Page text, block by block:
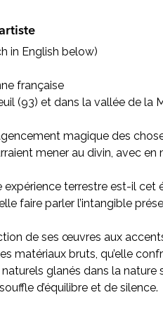
in English below)
française
(93) et dans la vallée de la
magique des
mener au divin, avec
expérience terrestre est-il
faire parler l’intangible
de ses œuvres aux
matériaux bruts, qu’elle
glanés dans la
d’équilibre et de silence.